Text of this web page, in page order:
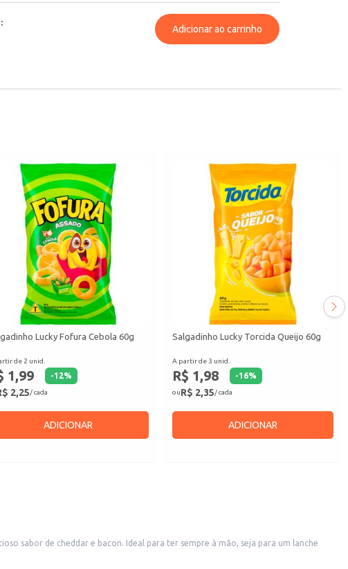
Adicionar ao carrinho
Lucky Fofura Cebola 60g
de 2 unid.
1,99 -12%
2,25/ cada
ADICIONAR
Salgadinho Lucky Torcida Queijo 60g
A partir de 3 unid.
R$ 1,98 -16%
ouR$ 2,35/ cada
ADICIONAR
sabor de cheddar e bacon. Ideal para ter sempre à mão, seja para um lanche